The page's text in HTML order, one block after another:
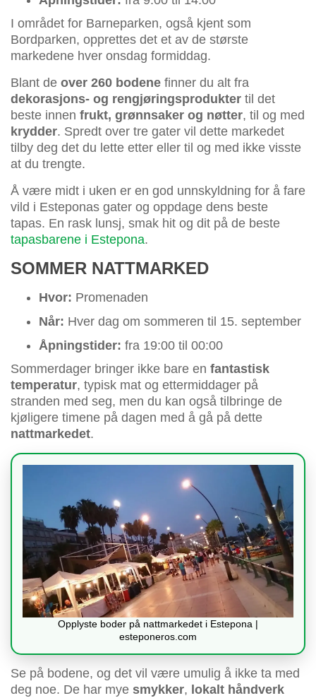
I området for Barneparken, også kjent som
Bordparken, opprettes det et av de største
markedene hver onsdag formiddag.
Blant de over 260 bodene finner du alt fra
dekorasjons- og rengjøringsprodukter til det
beste innen frukt, grønnsaker og nøtter, til og med
krydder. Spredt over tre gater vil dette markedet
tilby deg det du lette etter eller til og med ikke visste
at du trengte.
Å være midt i uken er en god unnskyldning for å fare
vild i Esteponas gater og oppdage dens beste
tapas. En rask lunsj, smak hit og dit på de beste
tapasbarene i Estepona.
SOMMER NATTMARKED
Hvor: Promenaden
Når: Hver dag om sommeren til 15. september
Åpningstider: fra 19:00 til 00:00
Sommerdager bringer ikke bare en fantastisk
temperatur, typisk mat og ettermiddager på
stranden med seg, men du kan også tilbringe de
kjøligere timene på dagen med å gå på dette
nattmarkedet.
Opplyste boder på nattmarkedet i Estepona |
esteponeros.com
Se på bodene, og det vil være umulig å ikke ta med
deg noe. De har mye smykker, lokalt håndverk